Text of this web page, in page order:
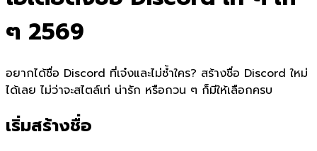
ๆ 2569
อยากได้ชื่อ Discord ที่เจ๋งและไม่ซ้ำใคร? สร้างชื่อ Discord ใหม่
ได้เลย ไม่ว่าจะสไตล์เท่ น่ารัก หรือกวน ๆ ก็มีให้เลือกครบ
เริ่มสร้างชื่อ